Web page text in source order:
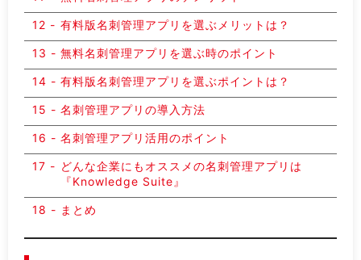
有料版名刺管理アプリを選ぶメリットは？
無料名刺管理アプリを選ぶ時のポイント
有料版名刺管理アプリを選ぶポイントは？
名刺管理アプリの導入方法
名刺管理アプリ活用のポイント
どんな企業にもオススメの名刺管理アプリは
『Knowledge Suite』
まとめ